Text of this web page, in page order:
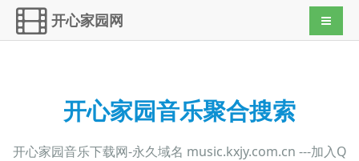
开心家园网 导航切
开心家园音乐聚合搜索
开心家园音乐下载网-永久域名 music.kxjy.com.cn ---加入Q